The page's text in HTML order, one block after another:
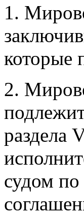
1.
которые
2.
раздела
судом